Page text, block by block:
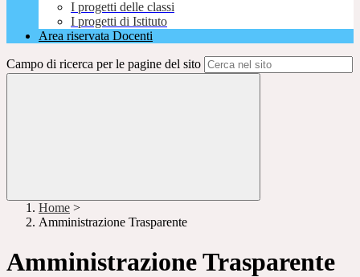
I progetti delle classi
I progetti di Istituto
Area riservata Docenti
Campo di ricerca per le pagine del sito
Home >
Amministrazione Trasparente
Amministrazione Trasparente